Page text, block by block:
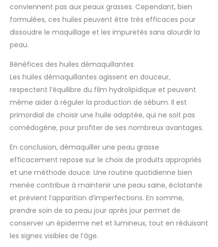
conviennent pas aux peaux grasses. Cependant, bien
formulées, ces huiles peuvent être très efficaces pour
dissoudre le maquillage et les impuretés sans alourdir la
peau.
Bénéfices des huiles démaquillantes
Les huiles démaquillantes agissent en douceur,
respectent l’équilibre du film hydrolipidique et peuvent
même aider à réguler la production de sébum. Il est
primordial de choisir une huile adaptée, qui ne soit pas
comédogène, pour profiter de ses nombreux avantages.
En conclusion, démaquiller une peau grasse
efficacement repose sur le choix de produits appropriés
et une méthode douce. Une routine quotidienne bien
menée contribue à maintenir une peau saine, éclatante
et prévient l’apparition d’imperfections. En somme,
prendre soin de sa peau jour après jour permet de
conserver un épiderme net et lumineux, tout en réduisant
les signes visibles de l’âge.